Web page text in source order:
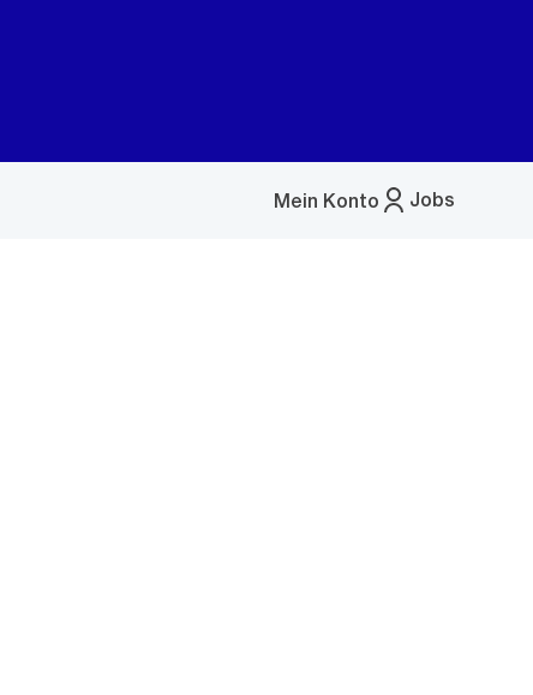
Jobs
Mein Konto
Menü